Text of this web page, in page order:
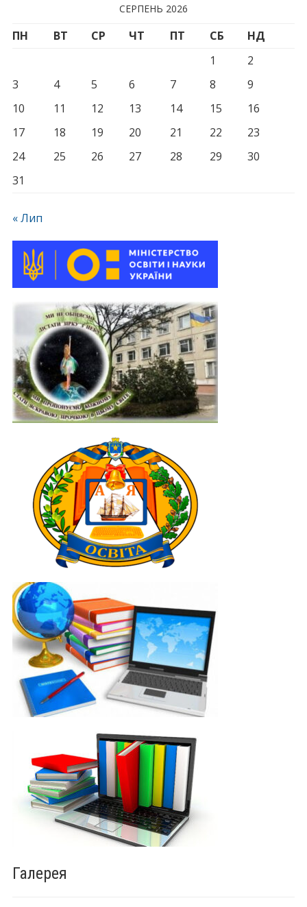
СЕРПЕНЬ 2026
ПН ВТ СР ЧТ ПТ СБ
НД
1
2
3
4 5 6 7 8
9
10
11 12 13 14 15
16
17
18 19 20 21 22
23
24
25 26 27 28 29
30
31
« Лип
Галерея